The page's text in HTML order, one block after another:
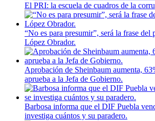
El PRI: la escuela de cuadros de la
“No es para presumir”, será la frase del
López Obrador.
Aprobación de Sheinbaum aumenta,
aprueba a la Jefa de Gobierno.
Barbosa informa que el DIF Puebla
investiga cuántos y su paradero.